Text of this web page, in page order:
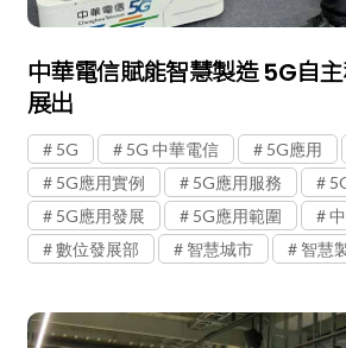
中華電信賦能智慧製造 5G自
展出
5G 5G 中華電信 5G應用
5G應用實例
5G應用服務
5G應用發展
5G應用範圍
數位發展部
智慧城市 智慧